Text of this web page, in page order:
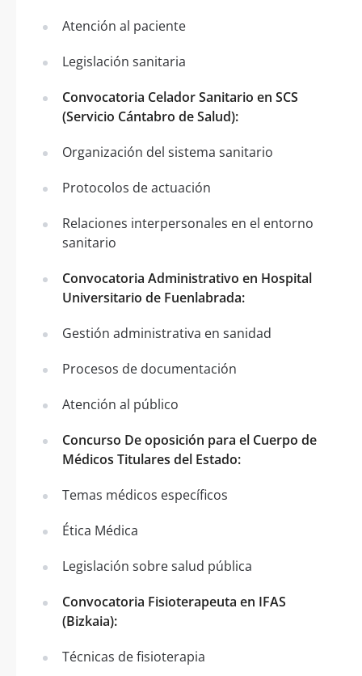
Atención al paciente
Legislación sanitaria
Convocatoria Celador Sanitario en SCS
(Servicio Cántabro de Salud):
Organización del sistema sanitario
Protocolos de actuación
Relaciones interpersonales en el entorno
sanitario
Convocatoria Administrativo en Hospital
Universitario de Fuenlabrada:
Gestión administrativa en sanidad
Procesos de documentación
Atención al público
Concurso De oposición para el Cuerpo de
Médicos Titulares del Estado:
Temas médicos específicos
Ética Médica
Legislación sobre salud pública
Convocatoria Fisioterapeuta en IFAS
(Bizkaia):
Técnicas de fisioterapia